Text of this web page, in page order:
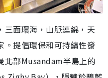
三面環海，山脈連綿，天
。提倡環保和可持續性發
北部Musandam半島上的